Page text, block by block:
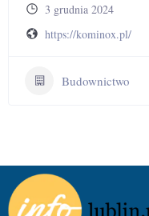
3 grudnia 2024
https://kominox.pl/
Budownictwo